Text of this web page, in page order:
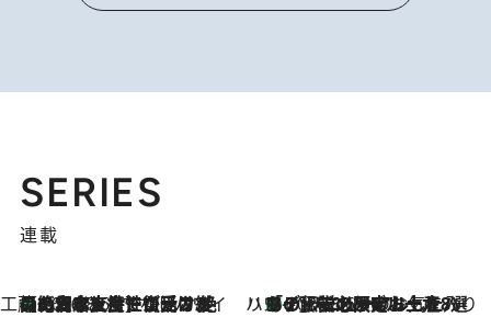
SERIES
連載
工藤まやのおもてなしハワイ
2026.8.6
【ハワイ土産】ローカルの絶大な支持で復活！ 絶品の幻クッキー《元ファンの日本人女性が受け継いだ名店》 ハワイ賢者 リサのお気に入りリスト2026.8.6
あの伝説の限定トートも！ リニューアルした「ディーン＆デルーカ ハワイ」で必須のお土産8選